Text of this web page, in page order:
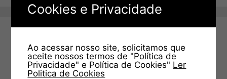
Cookies e Privacidade
Ao acessar nosso site, solicitamos que
aceite nossos termos de "Política de
Privacidade" e Política de Cookies" Ler
Politica de Cookies